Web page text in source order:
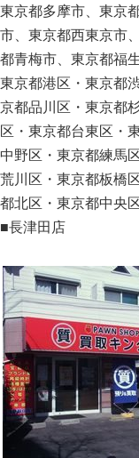
東京都多摩市、東京
市、東京都西東京市
都青梅市、東京都福
東京都港区・東京都
京都品川区・東京都
区・東京都台東区・
中野区・東京都練馬
荒川区・東京都板橋
都北区・東京都中央
■長津田店